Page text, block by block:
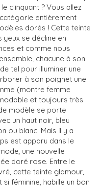
clinquant ? Vous allez
entièrement
dorés ! Cette teinte
yeux se décline en
et comme nous
chacune à son
tel pour illuminer une
à son poignet une
(montre femme
et toujours très
modèle se porte
un haut noir, bleu
ou blanc. Mais il y a
est apparu dans le
une nouvelle
doré rose. Entre le
cette teinte glamour,
féminine, habille un bon